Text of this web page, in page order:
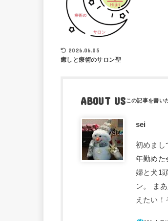
2026.06.05
癒しと療術のサロン聖
ABOUT US
sei
初めまし
年勤めた
婦と犬1
ン。 ま
えたい！